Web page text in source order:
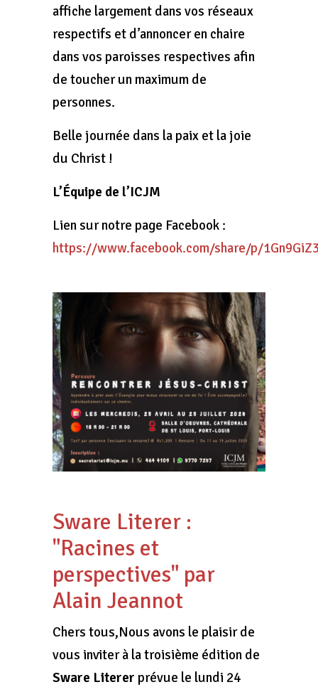
affiche largement dans vos réseaux
respectifs et d’annoncer en chaire
dans vos paroisses respectives afin
de toucher un maximum de
personnes.
Belle journée dans la paix et la joie
du Christ !
L’Équipe de l’ICJM
Lien sur notre page Facebook :
https://www.facebook.com/share/p/
Sware Literer :
"Racines et
perspectives" par
Alain Jeannot
Chers tous,Nous avons le plaisir de
vous inviter à la troisième édition de
Sware Literer prévue le lundi 24